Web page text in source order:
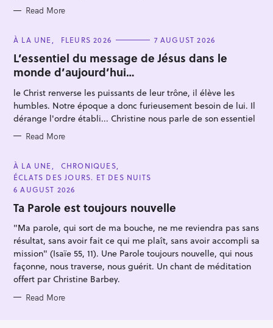
Read More
C
T
E
G
O
R
I
E
S
À LA UNE FLEURS 2026 7 AUGUST 2026
L’essentiel du message de Jésus dans le
monde d’aujourd’hui…
le Christ renverse les puissants de leur trône, il élève les
humbles. Notre époque a donc furieusement besoin de lui. Il
dérange l'ordre établi... Christine nous parle de son essentiel
Read More
C
A
T
E
O
R
E
À LA UNE
CHRONIQUES
ÉCLATS DES JOURS. ET DES NUITS
6 AUGUST 2026
Ta Parole est toujours nouvelle
"Ma parole, qui sort de ma bouche, ne me reviendra pas sans
résultat, sans avoir fait ce qui me plaît, sans avoir accompli sa
mission" (Isaïe 55, 11). Une Parole toujours nouvelle, qui nous
façonne, nous traverse, nous guérit. Un chant de méditation
offert par Christine Barbey.
Read More
S
e
a
r
c
h
o
r
: